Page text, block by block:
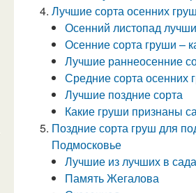
Лучшие сорта осенних
Осенний листопад
Осенние сорта груши –
Лучшие раннеосенние
Средние сорта осенних
Лучшие поздние сорта
Какие груши признаны
Поздние сорта груш для
Подмосковье
Лучшие из лучших в
Память Жегалова